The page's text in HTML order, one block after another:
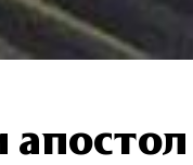
апостол